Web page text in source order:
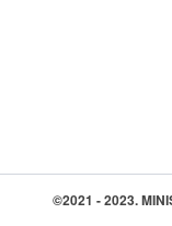
©2021 - 2023.